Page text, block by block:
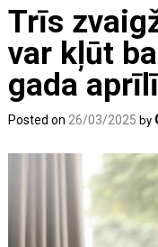
Trīs
var kļūt
gada
Posted on 26/03/2025 by